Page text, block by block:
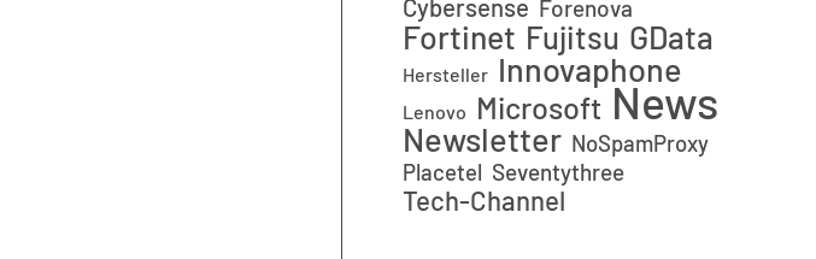
Cybersense Forenova
Fortinet Fujitsu GData
Hersteller Innovaphone
Lenovo Microsoft News
Newsletter NoSpamProxy
Placetel Seventythree
Tech-Channel